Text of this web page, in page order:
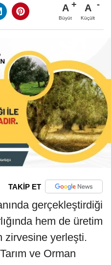
A
Büyüt
A
Küçült
TAKİP ET
gerçekleştirdiği
hem de üretim
zirvesine yerleşti.
ve Orman